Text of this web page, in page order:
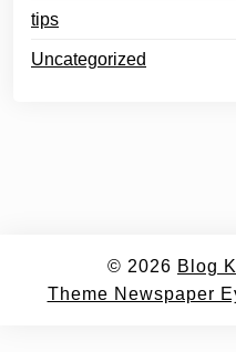
tips
Uncategorized
© 2026 Blog
Theme Newspaper